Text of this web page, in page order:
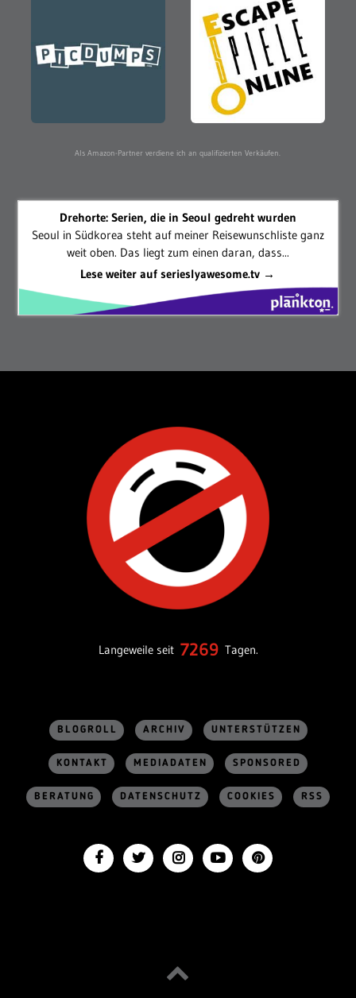
Als Amazon-Partner verdiene ich an qualifizierten Verkäufen.
Drehorte: Serien, die in Seoul gedreht wurden
Seoul in Südkorea steht auf meiner Reisewunschliste ganz
weit oben. Das liegt zum einen daran, dass...
Lese weiter auf serieslyawesome.tv →
Langeweile seit 7269 Tagen.
BLOGROLL ARCHIV UNTERSTÜTZEN
KONTAKT MEDIADATEN SPONSORED
BERATUNG DATENSCHUTZ COOKIES RSS